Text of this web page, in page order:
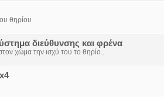
θηρίου
διεύθυνσης και φρένα
χώμα την ισχύ του το θηρίο..